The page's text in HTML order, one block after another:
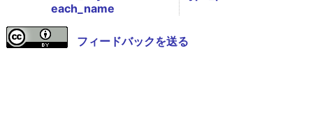
each_name
フィードバックを送る